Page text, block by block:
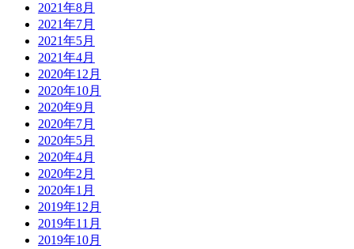
2021年8月
2021年7月
2021年5月
2021年4月
2020年12月
2020年10月
2020年9月
2020年7月
2020年5月
2020年4月
2020年2月
2020年1月
2019年12月
2019年11月
2019年10月